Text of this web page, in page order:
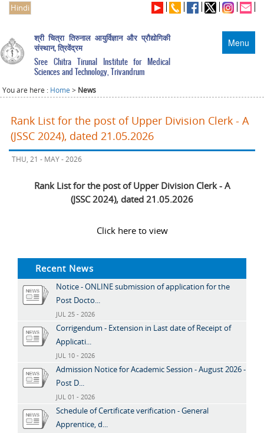
Hindi
Menu
श्री चित्रा तिरुनाल आयुर्विज्ञान और प्रौद्योगिकी
संस्थान, त्रिवेंद्रम
Sree Chitra Tirunal Institute for Medical
Sciences and Technology, Trivandrum
You are here : Home > News
Rank List for the post of Upper Division Clerk - A
(JSSC 2024), dated 21.05.2026
THU, 21 - MAY - 2026
Rank List for the post of Upper Division Clerk - A
(JSSC 2024), dated 21.05.2026
Click here to view
Recent News
Notice - ONLINE submission of application for the
Post Docto...
JUL 25 - 2026
Corrigendum - Extension in Last date of Receipt of
Applicati...
JUL 10 - 2026
Admission Notice for Academic Session - August 2026 -
Post D...
JUL 01 - 2026
Schedule of Certificate verification - General
Apprentice, d...